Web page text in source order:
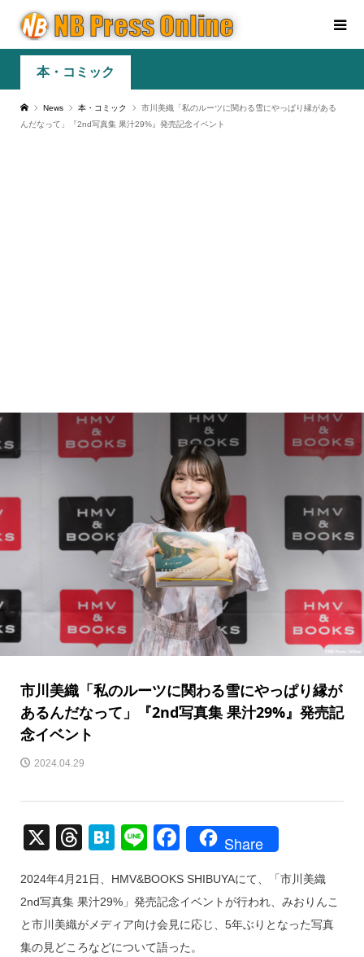
本・コミック
News 本・コミック
市川美織「私のルーツに関わる雪にやっぱり縁がある
んだなって」『2nd写真集 果汁29%』発売記念イベント
市川美織「私のルーツに関わる雪にやっぱり縁が
あるんだなって」『2nd写真集 果汁29%』発売記
念イベント
2024.04.29
X
T
e
a
d
H
e
n
a
Li
e
F
c
e
b
Share
2024年4月21日、HMV&BOOKS SHIBUYAにて、「市川美織
2nd写真集 果汁29%」発売記念イベントが行われ、みおりんこ
と市川美織がメディア向け会見に応じ、5年ぶりとなった写真
集の見どころなどについて語った。